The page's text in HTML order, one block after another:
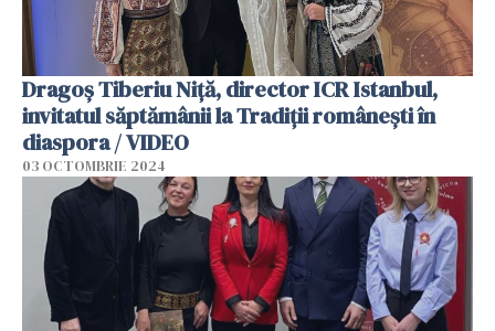
Dragoș Tiberiu Niță, director ICR Istanbul,
invitatul săptămânii la Tradiții românești în
diaspora / VIDEO
03 OCTOMBRIE 2024